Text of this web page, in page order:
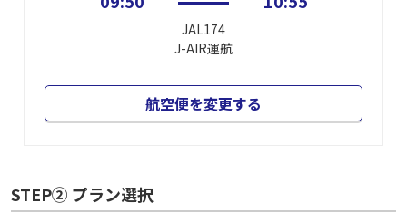
JAL174
J-AIR運航
航空便を変更する
STEP② プラン選択